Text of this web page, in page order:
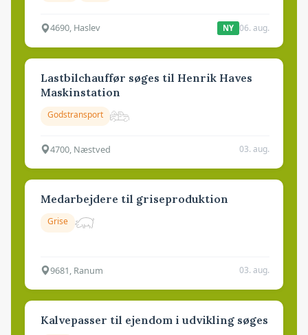
4690, Haslev NY 06. aug.
Lastbilchauffør søges til Henrik Haves
Maskinstation
Godstransport
4700, Næstved 03. aug.
Medarbejdere til griseproduktion
Grise
9681, Ranum 03. aug.
Kalvepasser til ejendom i udvikling søges